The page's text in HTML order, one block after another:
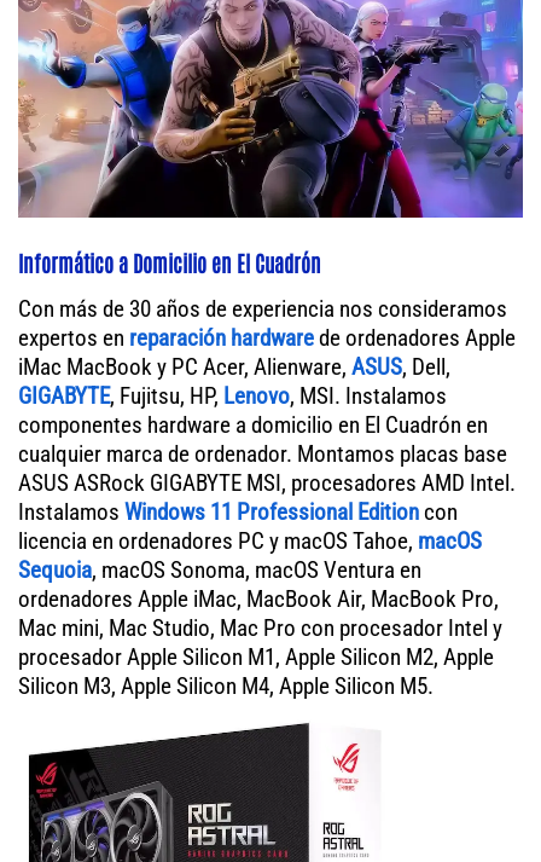
Informático a Domicilio en El Cuadrón
Con más de 30 años de experiencia nos consideramos
expertos en reparación hardwarede ordenadores Apple
iMac MacBook y PC Acer, Alienware, ASUS, Dell,
GIGABYTE, Fujitsu, HP, Lenovo, MSI. Instalamos
componentes hardware a domicilio en El Cuadrón en
cualquier marca de ordenador. Montamos placas base
ASUS ASRock GIGABYTE MSI, procesadores AMD Intel.
Instalamos Windows 11 Professional Edition con
licencia en ordenadores PC y macOS Tahoe, macOS
Sequoia, macOS Sonoma, macOS Ventura en
ordenadores Apple iMac, MacBook Air, MacBook Pro,
Mac mini, Mac Studio, Mac Pro con procesador Intel y
procesador Apple Silicon M1, Apple Silicon M2, Apple
Silicon M3, Apple Silicon M4, Apple Silicon M5.